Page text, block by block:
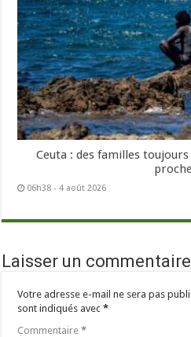
Ceuta : des familles
06h38 - 4 août 2026
Laisser un commentaire
Votre adresse e-mail ne sera pas
sont indiqués avec*
Commentaire*